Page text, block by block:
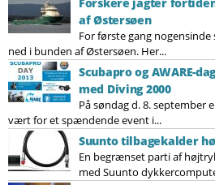
Forskere jagter
af Østersøen
For første gang
ned i bunden af Østersøen. Her...
Scubapro og AWARE-
med Diving 2000
På søndag d. 8. september
vært for et spændende event i...
Suunto tilbagekalder
En begrænset parti af
med Suunto